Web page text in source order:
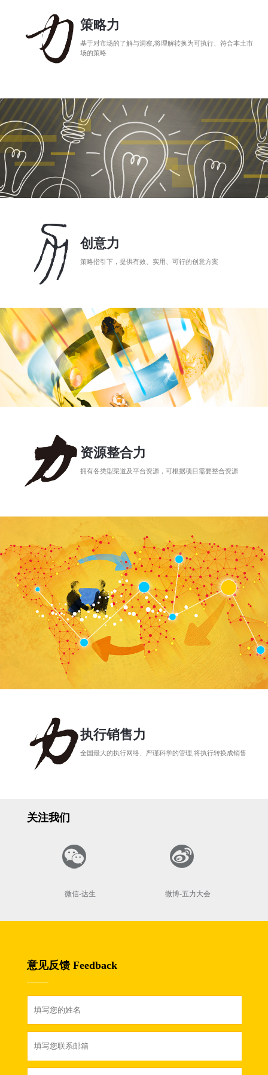
策略力
基于对市场的了解与洞察,将理解转换为可执行、符合本土市
场的策略
创意力
策略指引下，提供有效、实用、可行的创意方案
资源整合力
拥有各类型渠道及平台资源，可根据项目需要整合资源
执行销售力
全国最大的执行网络、严谨科学的管理,将执行转换成销售
关注我们
微信-达生 微博-五力大会
意见反馈 Feedback